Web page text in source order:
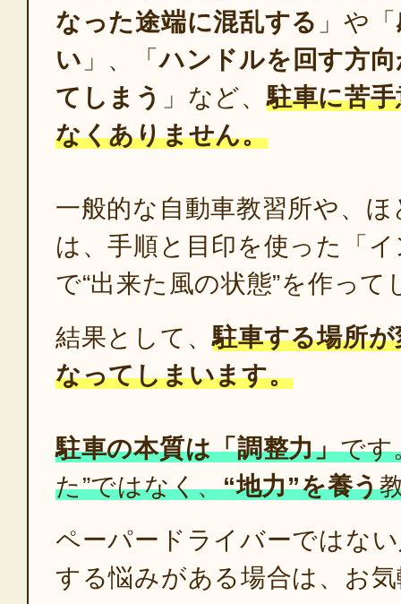
なった途端に混乱する 」や「
い 」、「ハンドルを回す方
てしまう 」など、駐車に苦
なくありません。
一般的な自動車教習所や、
は、手順と目印を使った「
で“出来た風の状態”を作っ
結果として、駐車する場所
なってしまいます。
駐車の本質は「調整力」です
た”ではなく、“地力”を養う
ペーパードライバーではな
する悩みがある場合は、お